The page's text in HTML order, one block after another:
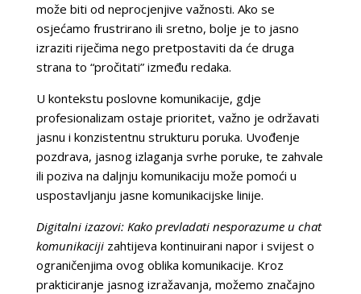
može biti od neprocjenjive važnosti. Ako se
osjećamo frustrirano ili sretno, bolje je to jasno
izraziti riječima nego pretpostaviti da će druga
strana to “pročitati” između redaka.
U kontekstu poslovne komunikacije, gdje
profesionalizam ostaje prioritet, važno je održavati
jasnu i konzistentnu strukturu poruka. Uvođenje
pozdrava, jasnog izlaganja svrhe poruke, te zahvale
ili poziva na daljnju komunikaciju može pomoći u
uspostavljanju jasne komunikacijske linije.
Digitalni izazovi: Kako prevladati nesporazume u chat
komunikacijizahtijeva kontinuirani napor i svijest o
ograničenjima ovog oblika komunikacije. Kroz
prakticiranje jasnog izražavanja, možemo značajno